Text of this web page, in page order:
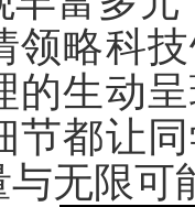
领略科
的生动
节都让
无限可